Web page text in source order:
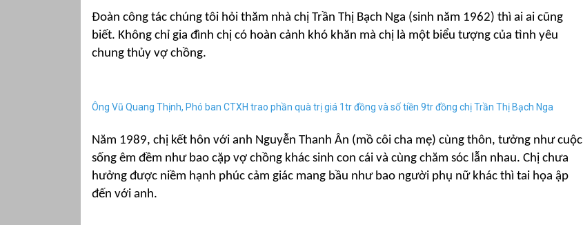
Đoàn công tác chúng tôi hỏi thăm nhà chị Trần Thị Bạch Nga (sinh năm 1962) thì ai ai cũng
biết. Không chỉ gia đình chị có hoàn cảnh khó khăn mà chị là một biểu tượng của tình yêu
chung thủy vợ chồng.
Ông Vũ Quang Thịnh, Phó ban CTXH trao phần quà trị giá 1tr đồng và số tiền 9tr đồng chị Trần Thị Bạch Nga
Năm 1989, chị kết hôn với anh Nguyễn Thanh Ân (mồ côi cha mẹ) cùng thôn, tưởng như cuộc
sống êm đềm như bao cặp vợ chồng khác sinh con cái và cùng chăm sóc lẫn nhau. Chị chưa
hưởng được niềm hạnh phúc cảm giác mang bầu như bao người phụ nữ khác thì tai họa ập
đến với anh.